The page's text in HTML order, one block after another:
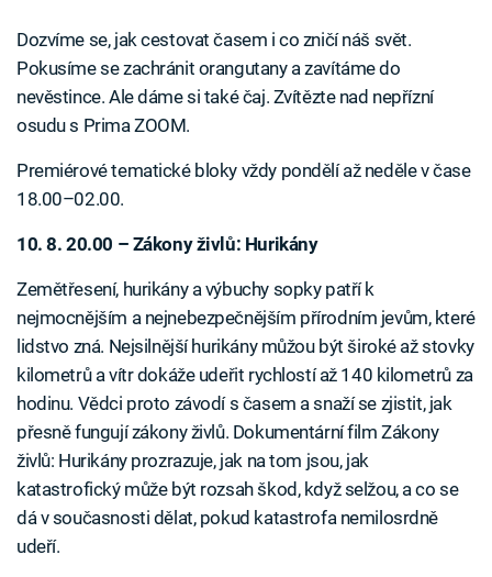
Dozvíme se, jak cestovat časem i co zničí náš svět.
Pokusíme se zachránit orangutany a zavítáme do
nevěstince. Ale dáme si také čaj. Zvítězte nad nepřízní
osudu s Prima ZOOM.
Premiérové tematické bloky vždy pondělí až neděle v čase
18.00–02.00.
10. 8. 20.00 – Zákony živlů: Hurikány
Zemětřesení, hurikány a výbuchy sopky patří k
nejmocnějším a nejnebezpečnějším přírodním jevům, které
lidstvo zná. Nejsilnější hurikány můžou být široké až stovky
kilometrů a vítr dokáže udeřit rychlostí až 140 kilometrů za
hodinu. Vědci proto závodí s časem a snaží se zjistit, jak
přesně fungují zákony živlů. Dokumentární film Zákony
živlů: Hurikány prozrazuje, jak na tom jsou, jak
katastrofický může být rozsah škod, když selžou, a co se
dá v současnosti dělat, pokud katastrofa nemilosrdně
udeří.